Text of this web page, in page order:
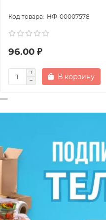
НФ-00007578
96.00 ₽
В корзину